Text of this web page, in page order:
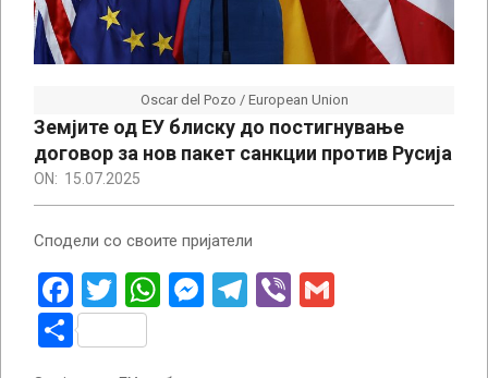
Oscar del Pozo / European Union
Земјите од ЕУ блиску до постигнување
договор за нов пакет санкции против Русија
ON: 15.07.2025
Сподели со своите пријатели
Facebook
Twitter
WhatsApp
Messenger
Telegram
Viber
Share